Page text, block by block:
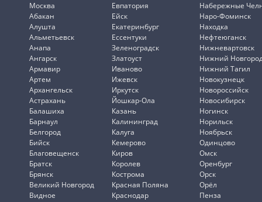
Москва
Абакан
Алушта
Альметьевск
Анапа
Ангарск
Армавир
Артем
Архангельск
Астрахань
Балашиха
Барнаул
Белгород
Бийск
Благовещенск
Братск
Брянск
Великий Новгород
Видное
Евпатория
Ейск
Екатеринбург
Ессентуки
Зеленоградск
Златоуст
Иваново
Ижевск
Иркутск
Йошкар-Ола
Казань
Калининград
Калуга
Кемерово
Киров
Королев
Кострома
Красная Поляна
Краснодар
Набережные
Наро-Фоминск
Находка
Нефтеюганск
Нижневартовск
Нижний
Нижний Тагил
Новокузнецк
Новороссийск
Новосибирск
Ногинск
Норильск
Ноябрьск
Одинцово
Омск
Оренбург
Орск
Орёл
Пенза